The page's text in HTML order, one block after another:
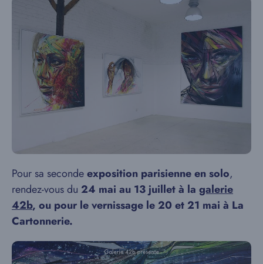
Pour sa secondeexposition parisienne en solo,
rendez-vous du 24 mai au 13 juillet à la galerie
42b, ou pour le vernissage le 20 et 21 mai à La
Cartonnerie.